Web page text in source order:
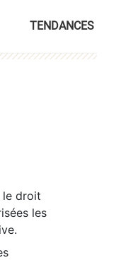
TENDANCES
le droit
les